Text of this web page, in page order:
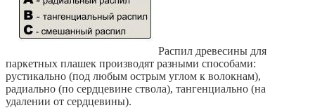
Распил древесины для
паркетных плашек производят разными способами:
рустикально (под любым острым углом к волокнам),
радиально (по сердцевине ствола), тангенциально (на
удалении от сердцевины).